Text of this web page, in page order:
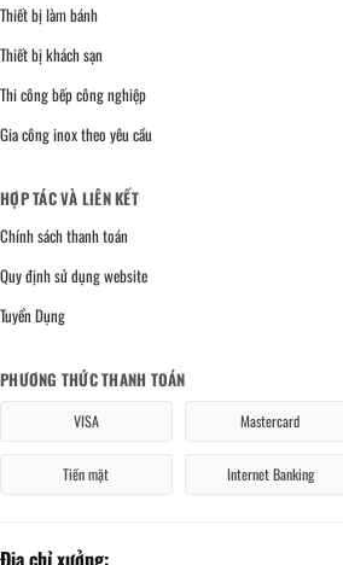
Thiết bị làm bánh
Thiết bị khách sạn
Thi công bếp công nghiệp
Gia công inox theo yêu cầu
HỢP TÁC VÀ LIÊN KẾT
Chính sách thanh toán
Quy định sử dụng website
Tuyển Dụng
PHƯƠNG THỨC THANH TOÁN
VISA Mastercard
Tiền mặt Internet Banking
Địa chỉ xưởng: